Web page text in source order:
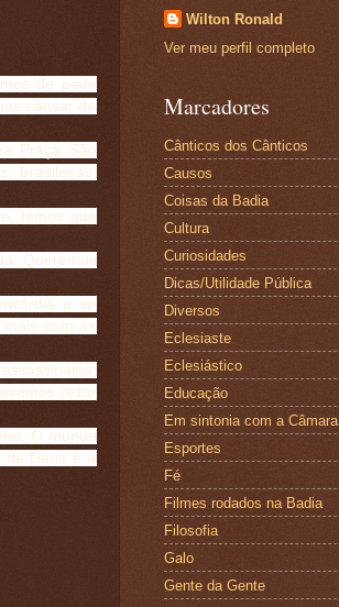
de pedir
cansar de
Praça São
brasileiras,
temos que
Queremos
e ao
com as
rezar
O mundo
de Deus e a
Wilton Ronald
Ver meu perfil completo
Marcadores
Cânticos dos Cânticos
Causos
Coisas da Badia
Cultura
Curiosidades
Dicas/Utilidade Pública
Diversos
Eclesiaste
Eclesiástico
Educação
Em sintonia com a Câmara
Esportes
Fé
Filmes rodados na Badia
Filosofia
Galo
Gente da Gente